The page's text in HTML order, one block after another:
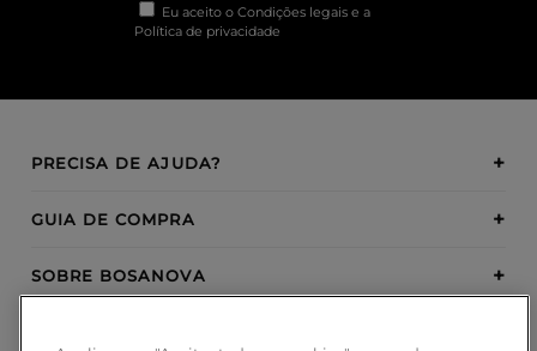
Eu aceito o Condições legais e a
Política de privacidade
PRECISA DE AJUDA?
GUIA DE COMPRA
SOBRE BOSANOVA